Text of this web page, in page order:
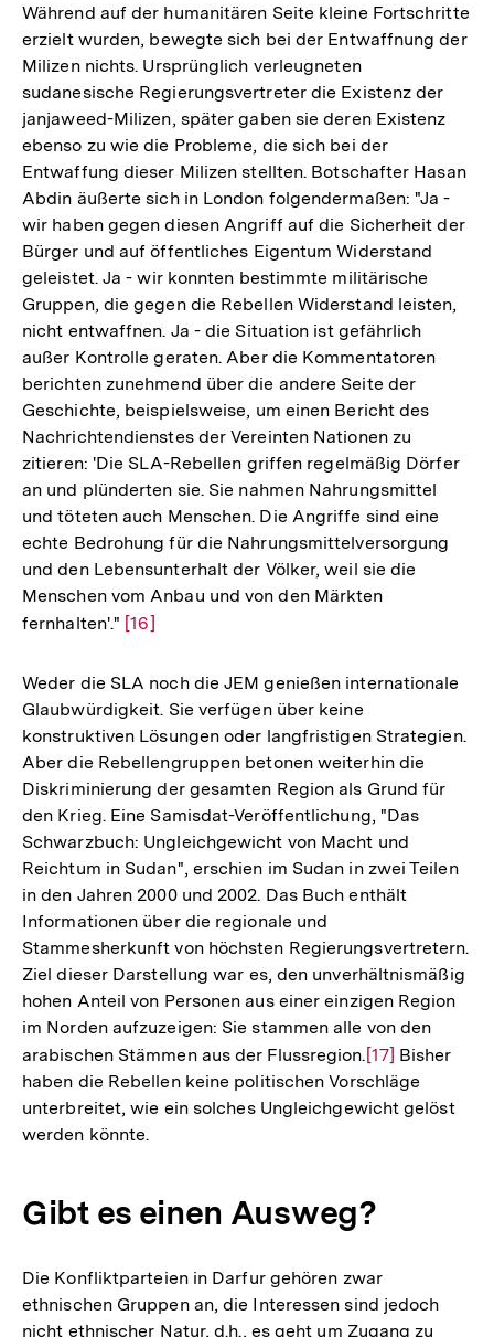
Während auf der humanitären Seite kleine Fortschritte
erzielt wurden, bewegte sich bei der Entwaffnung der
Milizen nichts. Ursprünglich verleugneten
sudanesische Regierungsvertreter die Existenz der
janjaweed-Milizen, später gaben sie deren Existenz
ebenso zu wie die Probleme, die sich bei der
Entwaffung dieser Milizen stellten. Botschafter Hasan
Abdin äußerte sich in London folgendermaßen: "Ja -
wir haben gegen diesen Angriff auf die Sicherheit der
Bürger und auf öffentliches Eigentum Widerstand
geleistet. Ja - wir konnten bestimmte militärische
Gruppen, die gegen die Rebellen Widerstand leisten,
nicht entwaffnen. Ja - die Situation ist gefährlich
außer Kontrolle geraten. Aber die Kommentatoren
berichten zunehmend über die andere Seite der
Geschichte, beispielsweise, um einen Bericht des
Nachrichtendienstes der Vereinten Nationen zu
zitieren: 'Die SLA-Rebellen griffen regelmäßig Dörfer
an und plünderten sie. Sie nahmen Nahrungsmittel
und töteten auch Menschen. Die Angriffe sind eine
echte Bedrohung für die Nahrungsmittelversorgung
und den Lebensunterhalt der Völker, weil sie die
Menschen vom Anbau und von den Märkten
fernhalten'." Zur
der
Fußnote
[16]
Weder die SLA noch die JEM genießen internationale
Glaubwürdigkeit. Sie verfügen über keine
konstruktiven Lösungen oder langfristigen Strategien.
Aber die Rebellengruppen betonen weiterhin die
Diskriminierung der gesamten Region als Grund für
den Krieg. Eine Samisdat-Veröffentlichung, "Das
Schwarzbuch: Ungleichgewicht von Macht und
Reichtum in Sudan", erschien im Sudan in zwei Teilen
in den Jahren 2000 und 2002. Das Buch enthält
Informationen über die regionale und
Stammesherkunft von höchsten Regierungsvertretern.
Ziel dieser Darstellung war es, den unverhältnismäßig
hohen Anteil von Personen aus einer einzigen Region
im Norden aufzuzeigen: Sie stammen alle von den
arabischen Stämmen aus der Flussregion. Zur
Auflösung
der
[17] Bisher
haben die Rebellen keine politischen Vorschläge
unterbreitet, wie ein solches Ungleichgewicht gelöst
werden könnte.
Gibt es einen Ausweg?
Die Konfliktparteien in Darfur gehören zwar
ethnischen Gruppen an, die Interessen sind jedoch
nicht ethnischer Natur, d.h., es geht um Zugang zu